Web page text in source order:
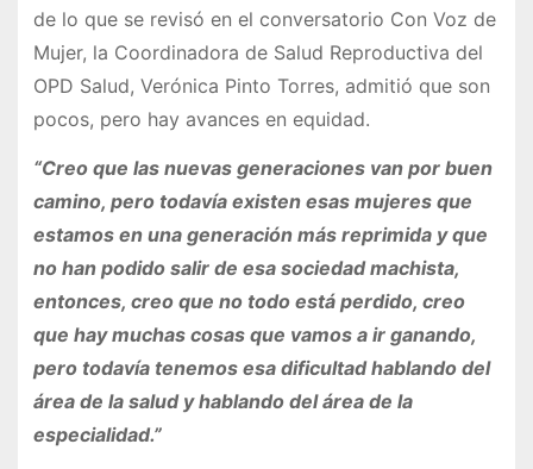
de lo que se revisó en el conversatorio Con Voz de
Mujer, la Coordinadora de Salud Reproductiva del
OPD Salud, Verónica Pinto Torres, admitió que son
pocos, pero hay avances en equidad.
“Creo que las nuevas generaciones van por buen
camino, pero todavía existen esas mujeres que
estamos en una generación más reprimida y que
no han podido salir de esa sociedad machista,
entonces, creo que no todo está perdido, creo
que hay muchas cosas que vamos a ir ganando,
pero todavía tenemos esa dificultad hablando del
área de la salud y hablando del área de la
especialidad.”